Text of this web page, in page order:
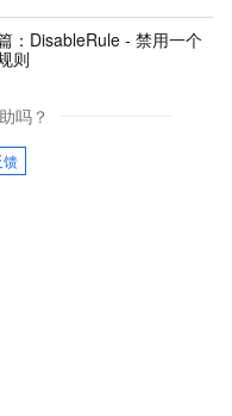
： DisableRule - 禁用一个
则
吗？
馈